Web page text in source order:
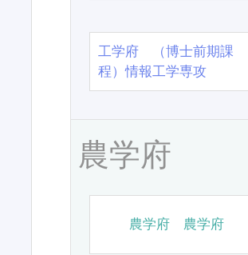
工学府 （博士前期課
程）情報工学専攻
農学府
農学府 農学府